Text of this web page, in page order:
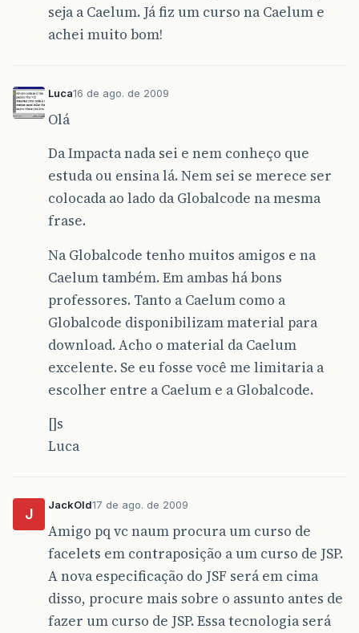
seja a Caelum. Já fiz um curso na Caelum e
achei muito bom!
Luca16 de ago. de 2009
Olá
Da Impacta nada sei e nem conheço que
estuda ou ensina lá. Nem sei se merece ser
colocada ao lado da Globalcode na mesma
frase.
Na Globalcode tenho muitos amigos e na
Caelum também. Em ambas há bons
professores. Tanto a Caelum como a
Globalcode disponibilizam material para
download. Acho o material da Caelum
excelente. Se eu fosse você me limitaria a
escolher entre a Caelum e a Globalcode.
[]s
Luca
J
JackOld17 de ago. de 2009
Amigo pq vc naum procura um curso de
facelets em contraposição a um curso de JSP.
A nova especificação do JSF será em cima
disso, procure mais sobre o assunto antes de
fazer um curso de JSP. Essa tecnologia será